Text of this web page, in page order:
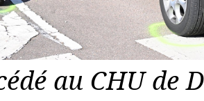
au CHU de